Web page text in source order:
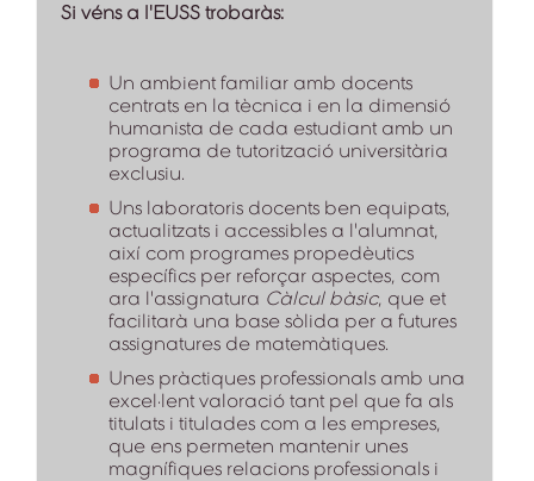
Si véns a l'EUSS trobaràs:
Un ambient familiar amb docents
centrats en la tècnica i en la dimensió
humanista de cada estudiant amb un
programa de tutorització universitària
exclusiu.
Uns laboratoris docents ben equipats,
actualitzats i accessibles a l'alumnat,
així com programes propedèutics
específics per reforçar aspectes, com
ara l'assignatura Càlcul bàsic, que et
facilitarà una base sòlida per a futures
assignatures de matemàtiques.
Unes pràctiques professionals amb una
excel·lent valoració tant pel que fa als
titulats i titulades com a les empreses,
que ens permeten mantenir unes
magnífiques relacions professionals i